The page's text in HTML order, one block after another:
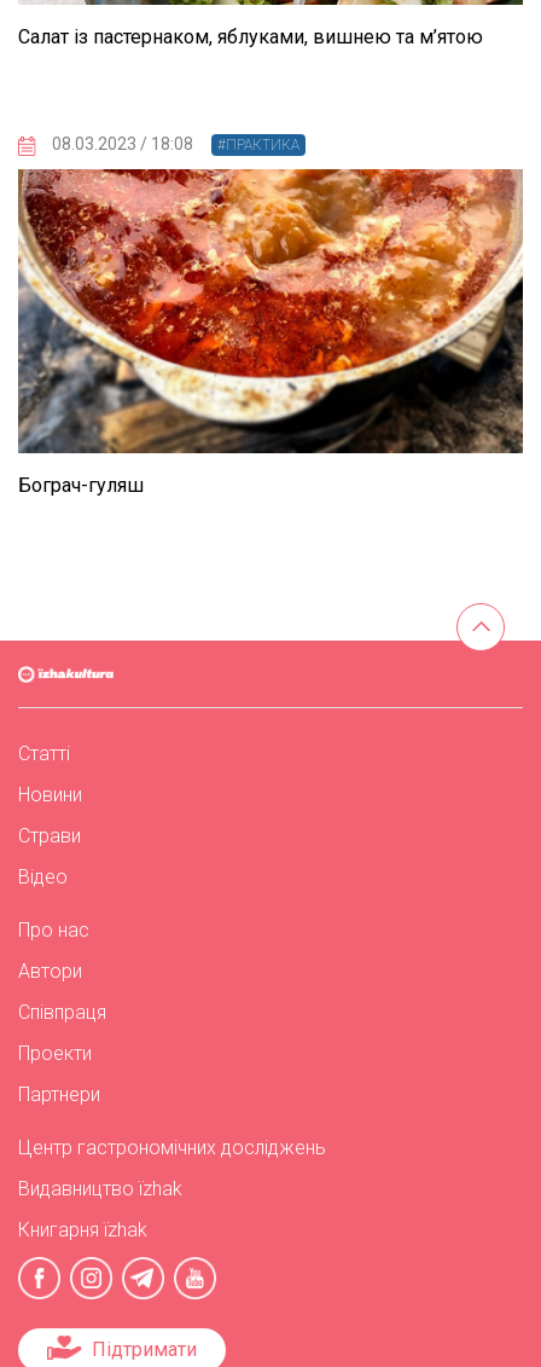
Салат із пастернаком, яблуками, вишнею та м’ятою
08.03.2023 / 18:08 #ПРАКТИКА
Бограч-гуляш
Статті
Новини
Страви
Відео
Про нас
Автори
Співпраця
Проекти
Партнери
Центр гастрономічних досліджень
Видавництво їzhak
Книгарня їzhak
Підтримати